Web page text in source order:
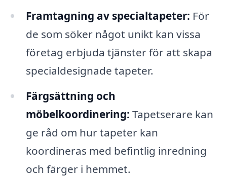
Framtagning av specialtapeter: För
de som söker något unikt kan vissa
företag erbjuda tjänster för att skapa
specialdesignade tapeter.
Färgsättning och
möbelkoordinering: Tapetserare kan
ge råd om hur tapeter kan
koordineras med befintlig inredning
och färger i hemmet.